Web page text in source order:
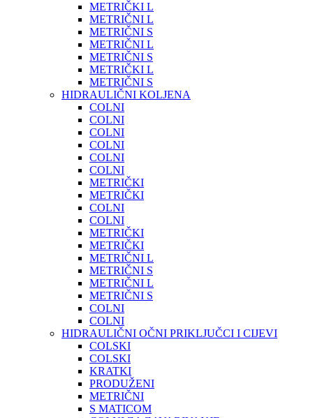
METRIČKI L
METRIČNI L
METRIČNI S
METRIČNI L
METRIČNI S
METRIČKI L
METRIČNI S
HIDRAULIČNI KOLJENA
COLNI
COLNI
COLNI
COLNI
COLNI
COLNI
METRIČKI
METRIČKI
COLNI
COLNI
METRIČKI
METRIČKI
METRIČNI L
METRIČNI S
METRIČNI L
METRIČNI S
COLNI
COLNI
HIDRAULIČNI OČNI PRIKLJUČCI I CIJEVI
COLSKI
COLSKI
KRATKI
PRODUŽENI
METRIČNI
S MATICOM